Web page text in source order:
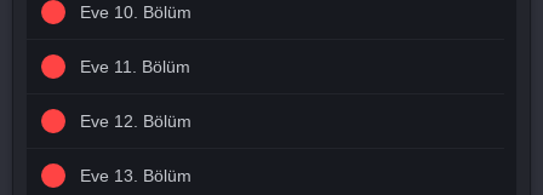
Eve 10. Bölüm
Eve 11. Bölüm
Eve 12. Bölüm
Eve 13. Bölüm